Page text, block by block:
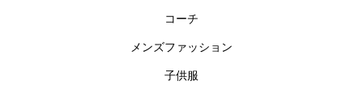
コーチ
メンズファッション
子供服